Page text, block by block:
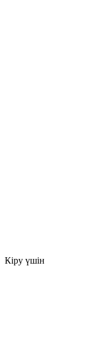
Кіру үшін